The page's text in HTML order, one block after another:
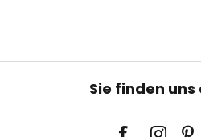
Sie finden